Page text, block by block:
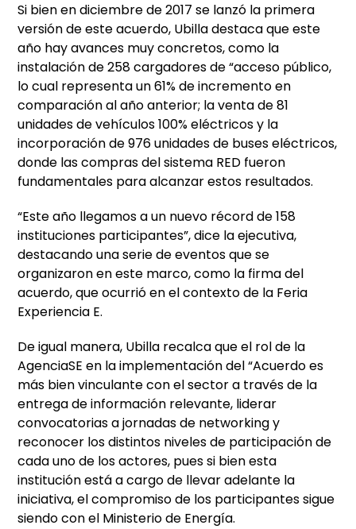
Si bien en diciembre de 2017 se lanzó la primera
versión de este acuerdo, Ubilla destaca que este
año hay avances muy concretos, como la
instalación de 258 cargadores de “acceso público,
lo cual representa un 61% de incremento en
comparación al año anterior; la venta de 81
unidades de vehículos 100% eléctricos y la
incorporación de 976 unidades de buses eléctricos,
donde las compras del sistema RED fueron
fundamentales para alcanzar estos resultados.
“Este año llegamos a un nuevo récord de 158
instituciones participantes”, dice la ejecutiva,
destacando una serie de eventos que se
organizaron en este marco, como la firma del
acuerdo, que ocurrió en el contexto de la Feria
Experiencia E.
De igual manera, Ubilla recalca que el rol de la
AgenciaSE en la implementación del “Acuerdo es
más bien vinculante con el sector a través de la
entrega de información relevante, liderar
convocatorias a jornadas de networking y
reconocer los distintos niveles de participación de
cada uno de los actores, pues si bien esta
institución está a cargo de llevar adelante la
iniciativa, el compromiso de los participantes sigue
siendo con el Ministerio de Energía.